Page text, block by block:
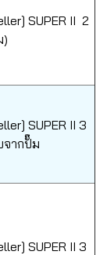
SUPER II 2
)
SUPER II 3
จากปั๊ม
SUPER II 3